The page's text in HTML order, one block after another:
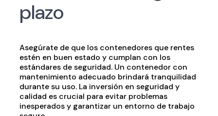
plazo
Asegúrate de que los contenedores que rentes
estén en buen estado y cumplan con los
estándares de seguridad. Un contenedor con
mantenimiento adecuado brindará tranquilidad
durante su uso. La inversión en seguridad y
calidad es crucial para evitar problemas
inesperados y garantizar un entorno de trabajo